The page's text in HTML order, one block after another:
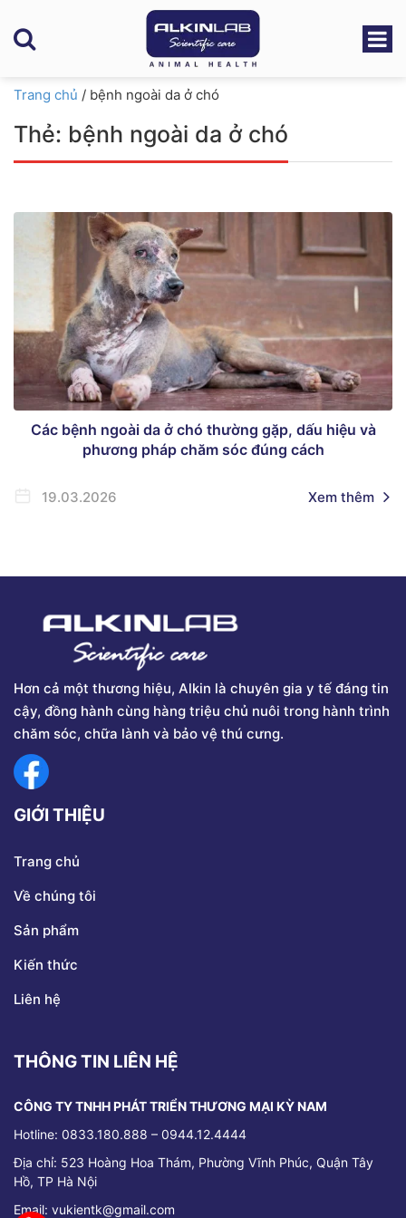
Trang chủ / bệnh ngoài da ở chó
Thẻ: bệnh ngoài da ở chó
Các bệnh ngoài da ở chó thường gặp, dấu hiệu và
phương pháp chăm sóc đúng cách
19.03.2026 Xem thêm
Hơn cả một thương hiệu, Alkin là chuyên gia y tế đáng tin
cậy, đồng hành cùng hàng triệu chủ nuôi trong hành trình
chăm sóc, chữa lành và bảo vệ thú cưng.
GIỚI THIỆU
Trang chủ
Về chúng tôi
Sản phẩm
Kiến thức
Liên hệ
THÔNG TIN LIÊN HỆ
CÔNG TY TNHH PHÁT TRIỂN THƯƠNG MẠI KỲ NAM
Hotline: 0833.180.888 – 0944.12.4444
Địa chỉ: 523 Hoàng Hoa Thám, Phường Vĩnh Phúc, Quận Tây
Hồ, TP Hà Nội
Email: vukientk@gmail.com